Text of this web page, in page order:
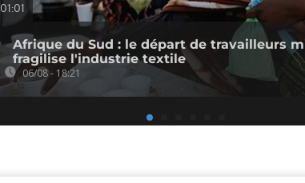
01:01
Afrique du Sud : le départ de travailleurs
fragilise l'industrie textile
06/08 - 18:21